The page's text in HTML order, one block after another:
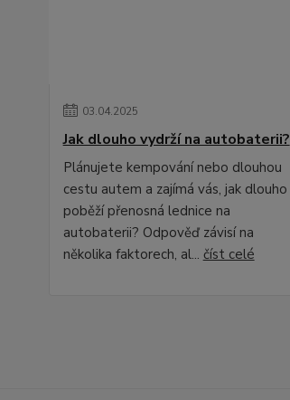
03.04.2025
Jak dlouho vydrží na autobaterii?
Plánujete kempování nebo dlouhou
cestu autem a zajímá vás, jak dlouho
poběží přenosná lednice na
autobaterii? Odpověď závisí na
několika faktorech, al... číst celé